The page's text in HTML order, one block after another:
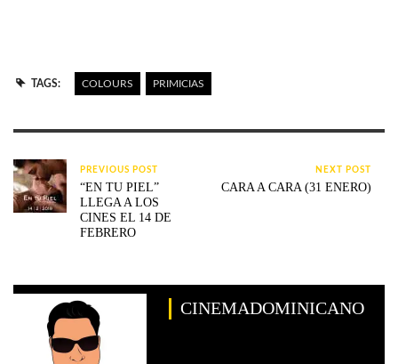
TAGS: COLOURS PRIMICIAS
PREVIOUS POST
“EN TU PIEL”
LLEGA A LOS
CINES EL 14 DE
FEBRERO
NEXT POST
CARA A CARA (31 ENERO)
CINEMADOMINICANO